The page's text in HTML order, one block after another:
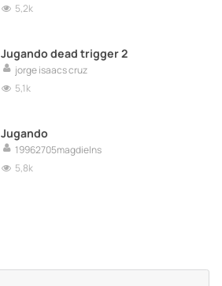
5,2k
Jugando dead trigger 2
jorge isaacs cruz
5,1k
Jugando
19962705magdielns
5,8k